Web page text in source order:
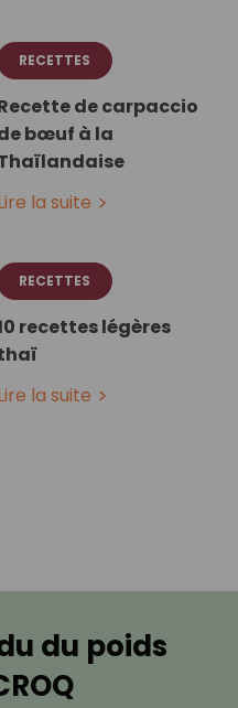
RECETTES
de carpaccio
bœuf à la
la suite
RECETTES
recettes légères
la suite
du poids